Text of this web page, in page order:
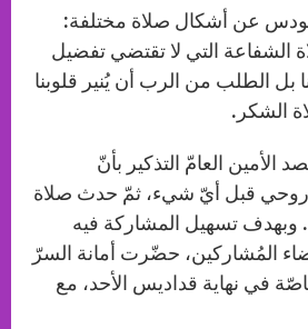
عن أشكال صلاة مختلفة:
الشفاعة التي لا تقتضي تفضيل
بل الطلب من الرب أن يُنير قلوبنا
الشكر.
الأمين العامّ التذكير بأنّ
قبل أيّ شيء، ثمّ حدث صلاة
وبهدف تسهيل المشاركة فيه
المُشاركين، حضّرت أمانة السرّ
في نهاية قداديس الأحد، مع